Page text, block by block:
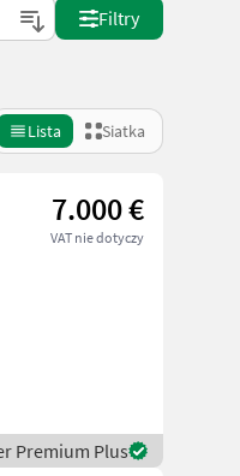
Filtry
Lista Siatka
7.000 €
VAT nie dotyczy
Premium Plus